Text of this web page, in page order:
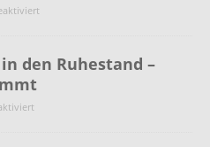
den Ruhestand –